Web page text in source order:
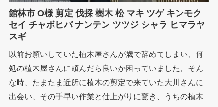
館林市 O様 剪定 伐採 樹木 松 マキ ツゲ キンモク
セイ チャボヒバ ナンテン ツツジ シャラ ヒマラヤ
スギ
以前お願いしていた植木屋さんが歳で辞めてしまい、何
処の植木屋さんに頼んだら良いか困っていました。そん
な時、たまたま近所に植木の剪定で来ていた大川さんに
出会い、その手早い作業と仕上がりに驚き、うちの植木